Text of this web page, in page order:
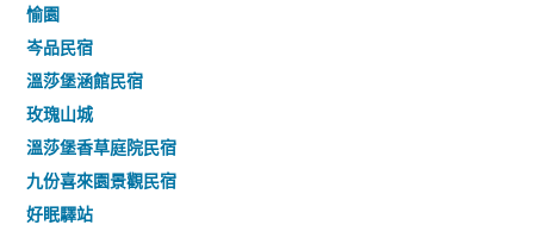
愉園
岑品民宿
溫莎堡涵館民宿
玫瑰山城
溫莎堡香草庭院民宿
九份喜來園景觀民宿
好眠驛站